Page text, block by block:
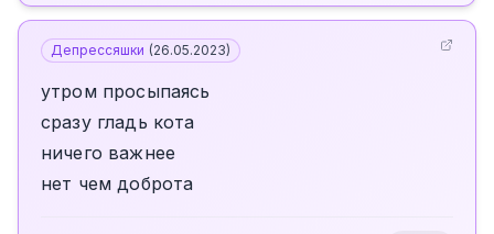
Депрессяшки (26.05.2023)
утром просыпаясь
сразу гладь кота
ничего важнее
нет чем доброта